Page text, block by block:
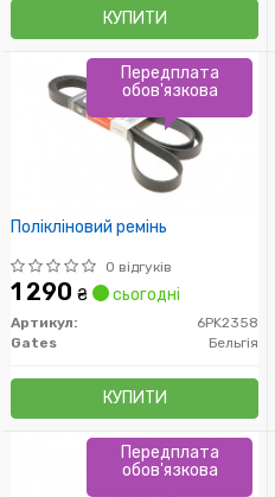
КУПИТИ
Полікліновий ремінь
0 відгуків
1 290 ₴ сьогодні
Артикул:
6PK2358
Gates
Бельгія
КУПИТИ
Передплата
обов'язкова
Передплата
обов'язкова